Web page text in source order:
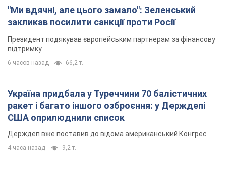
"Ми вдячні, але цього замало": Зеленський
закликав посилити санкції проти Росії
Президент подякував європейським партнерам за фінансову
підтримку
6 часов назад 66,2 т.
Україна придбала у Туреччини 70 балістичних
ракет і багато іншого озброєння: у Держдепі
США оприлюднили список
Держдеп вже поставив до відома американський Конгрес
4 часа назад 9,2 т.